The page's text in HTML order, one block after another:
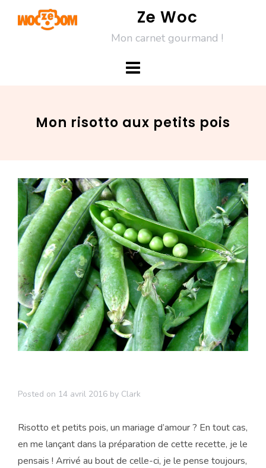
Ze Woc
Mon carnet gourmand !
Mon risotto aux petits pois
Posted on 14 avril 2016 by Clark
Risotto et petits pois, un mariage d’amour ? En tout cas,
en me lançant dans la préparation de cette recette, je le
pensais ! Arrivé au bout de celle-ci, je le pense toujours,